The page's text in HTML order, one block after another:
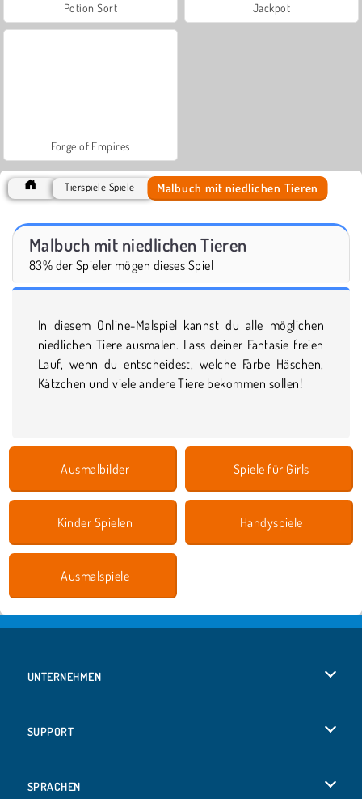
Potion Sort Jackpot
Forge of Empires
Tierspiele Spiele Malbuch mit niedlichen Tieren
Malbuch mit niedlichen Tieren
83% der Spieler mögen dieses Spiel
In diesem Online-Malspiel kannst du alle möglichen
niedlichen Tiere ausmalen. Lass deiner Fantasie freien
Lauf, wenn du entscheidest, welche Farbe Häschen,
Kätzchen und viele andere Tiere bekommen sollen!
Ausmalbilder Spiele für Girls
Kinder Spielen Handyspiele
Ausmalspiele
UNTERNEHMEN
SUPPORT
SPRACHEN